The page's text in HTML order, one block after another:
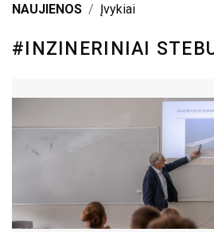
NAUJIENOS Įvykiai
#INZINERINIAI